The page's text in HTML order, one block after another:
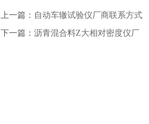
上一篇： 自动车辙试验仪厂商联系方式
下一篇： 沥青混合料Z大相对密度仪厂